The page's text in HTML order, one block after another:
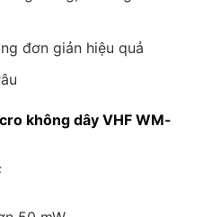
đơn giản hiệu quả
không dây VHF WM-